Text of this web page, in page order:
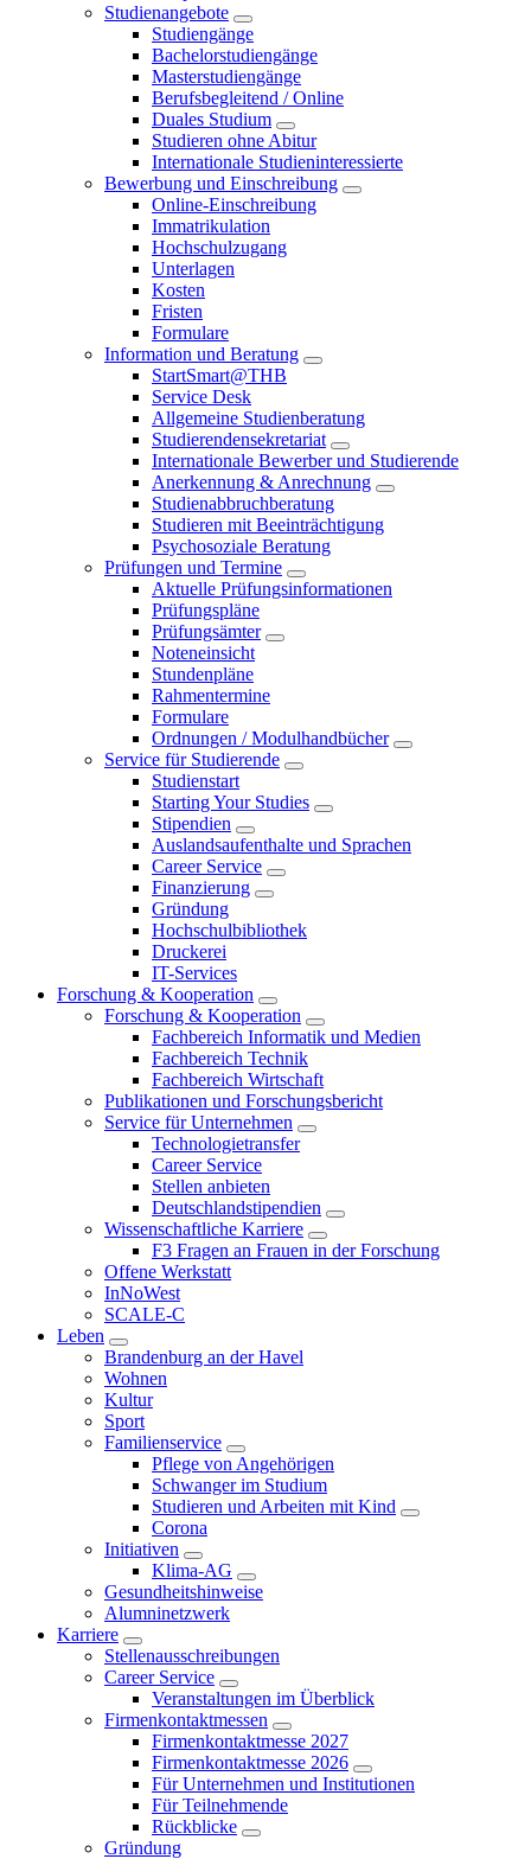
Studienangebote
Studiengänge
Bachelorstudiengänge
Masterstudiengänge
Berufsbegleitend / Online
Duales Studium
Studieren ohne Abitur
Internationale Studieninteressierte
Bewerbung und Einschreibung
Online-Einschreibung
Immatrikulation
Hochschulzugang
Unterlagen
Kosten
Fristen
Formulare
Information und Beratung
StartSmart@THB
Service Desk
Allgemeine Studienberatung
Studierendensekretariat
Internationale Bewerber und Studierende
Anerkennung & Anrechnung
Studienabbruchberatung
Studieren mit Beeinträchtigung
Psychosoziale Beratung
Prüfungen und Termine
Aktuelle Prüfungsinformationen
Prüfungspläne
Prüfungsämter
Noteneinsicht
Stundenpläne
Rahmentermine
Formulare
Ordnungen / Modulhandbücher
Service für Studierende
Studienstart
Starting Your Studies
Stipendien
Auslandsaufenthalte und Sprachen
Career Service
Finanzierung
Gründung
Hochschulbibliothek
Druckerei
IT-Services
Forschung & Kooperation
Forschung & Kooperation
Fachbereich Informatik und Medien
Fachbereich Technik
Fachbereich Wirtschaft
Publikationen und Forschungsbericht
Service für Unternehmen
Technologietransfer
Career Service
Stellen anbieten
Deutschlandstipendien
Wissenschaftliche Karriere
F3 Fragen an Frauen in der Forschung
Offene Werkstatt
InNoWest
SCALE-C
Leben
Brandenburg an der Havel
Wohnen
Kultur
Sport
Familienservice
Pflege von Angehörigen
Schwanger im Studium
Studieren und Arbeiten mit Kind
Corona
Initiativen
Klima-AG
Gesundheitshinweise
Alumninetzwerk
Karriere
Stellenausschreibungen
Career Service
Veranstaltungen im Überblick
Firmenkontaktmessen
Firmenkontaktmesse 2027
Firmenkontaktmesse 2026
Für Unternehmen und Institutionen
Für Teilnehmende
Rückblicke
Gründung